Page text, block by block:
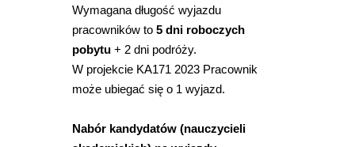
Wymagana długość wyjazdu
pracowników to 5 dni roboczych
pobytu+ 2 dni podróży.
W projekcie KA171 2023 Pracownik
może ubiegać się o 1 wyjazd.
Nabór kandydatów (nauczycieli